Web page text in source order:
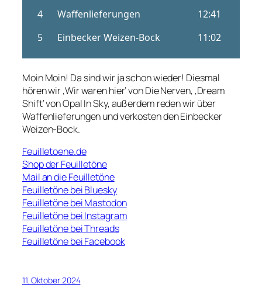
Moin Moin! Da sind wir ja schon wieder! Diesmal
hören wir ‚Wir waren hier‘ von Die Nerven, ‚Dream
Shift‘ von Opal In Sky, außerdem reden wir über
Waffenlieferungen und verkosten den Einbecker
Weizen-Bock.
Feuilletoene.de
Shop der Feuilletöne
Mail an die Feuilletöne
Feuilletöne bei Bluesky
Feuilletöne bei Mastodon
Feuilletöne bei Instagram
Feuilletöne bei Threads
Feuilletöne bei Facebook
11. Oktober 2024